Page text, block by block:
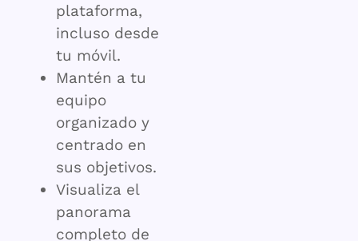
plataforma,
incluso desde
tu móvil.
Mantén a tu
equipo
organizado y
centrado en
sus objetivos.
Visualiza el
panorama
completo de